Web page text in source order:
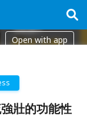
Open with app
壯的功能性